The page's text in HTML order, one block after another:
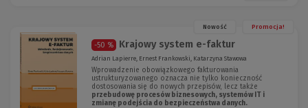
Nowość Promocja!
-50 % Krajowy system e-faktur
Adrian Lapierre, Ernest Frankowski, Katarzyna Stawowa
Wprowadzenie obowiązkowego fakturowania
ustrukturyzowanego oznacza nie tylko konieczność
dostosowania się do nowych przepisów, lecz także
przebudowę procesów biznesowych, systemów IT i
zmianę podejścia do bezpieczeństwa danych.